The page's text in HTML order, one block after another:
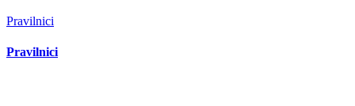
Pravilnici
Pravilnici